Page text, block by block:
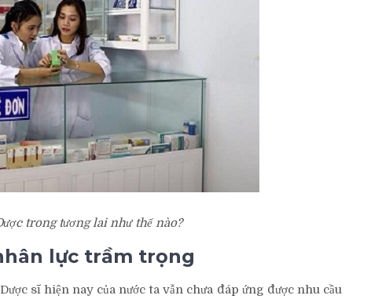
trong tương lai như thế nào?
lực trầm trọng
sĩ hiện nay của nước ta vẫn chưa đáp ứng được nhu cầu